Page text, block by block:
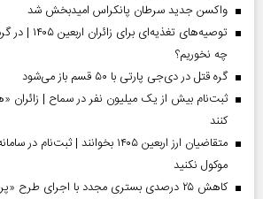
واکسن جدید سرطان پانکراس امیدبخش شد
توصیه‌های
چه نخوریم؟
گره قتل در دی‌جی پارتی با ۵۰ قسم باز می‌شود
ثبت‌نام بیش از یک میلیون نفر در سماح | زائران
کنند
متقاضیان ارز اربعین ۱۴۰۵ بخوانند |
موکول نکنید
کاهش ۲۵ درصدی بستری مجدد با اجرای طرح